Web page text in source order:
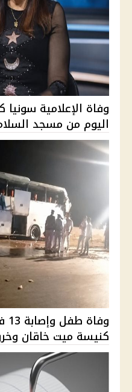
وفاة الإعلامية
اليوم من مسجد
كنيسة ميت خاقان